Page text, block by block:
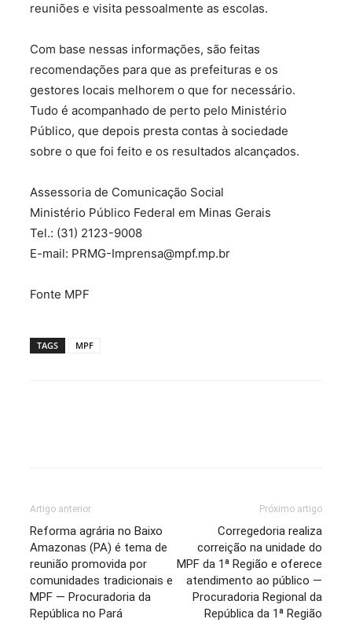
reuniões e visita pessoalmente as escolas.
Com base nessas informações, são feitas
recomendações para que as prefeituras e os
gestores locais melhorem o que for necessário.
Tudo é acompanhado de perto pelo Ministério
Público, que depois presta contas à sociedade
sobre o que foi feito e os resultados alcançados.
Assessoria de Comunicação Social
Ministério Público Federal em Minas Gerais
Tel.: (31) 2123-9008
E-mail: PRMG-Imprensa@mpf.mp.br
Fonte MPF
TAGS MPF
Artigo anterior
Reforma agrária no Baixo
Amazonas (PA) é tema de
reunião promovida por
comunidades tradicionais e
MPF — Procuradoria da
República no Pará
Próximo artigo
Corregedoria realiza
correição na unidade do
MPF da 1ª Região e oferece
atendimento ao público —
Procuradoria Regional da
República da 1ª Região